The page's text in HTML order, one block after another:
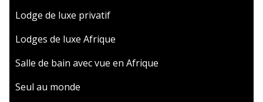
Lodge de luxe privatif
Lodges de luxe Afrique
Salle de bain avec vue en Afrique
Seul au monde